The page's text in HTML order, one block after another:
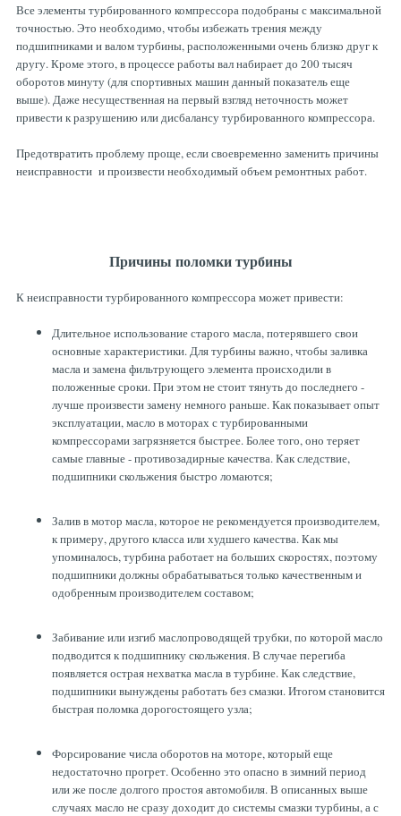
Все элементы турбированного компрессора подобраны с максимальной
точностью. Это необходимо, чтобы избежать трения между
подшипниками и валом турбины, расположенными очень близко друг к
другу. Кроме этого, в процессе работы вал набирает до 200 тысяч
оборотов минуту (для спортивных машин данный показатель еще
выше). Даже несущественная на первый взгляд неточность может
привести к разрушению или дисбалансу турбированного компрессора.
Предотвратить проблему проще, если своевременно заменить причины
неисправности и произвести необходимый объем ремонтных работ.
Причины поломки турбины
К неисправности турбированного компрессора может привести:
Длительное использование старого масла, потерявшего свои
основные характеристики. Для турбины важно, чтобы заливка
масла и замена фильтрующего элемента происходили в
положенные сроки. При этом не стоит тянуть до последнего -
лучше произвести замену немного раньше. Как показывает опыт
эксплуатации, масло в моторах с турбированными
компрессорами загрязняется быстрее. Более того, оно теряет
самые главные - противозадирные качества. Как следствие,
подшипники скольжения быстро ломаются;
Залив в мотор масла, которое не рекомендуется производителем,
к примеру, другого класса или худшего качества. Как мы
упоминалось, турбина работает на больших скоростях, поэтому
подшипники должны обрабатываться только качественным и
одобренным производителем составом;
Забивание или изгиб маслопроводящей трубки, по которой масло
подводится к подшипнику скольжения. В случае перегиба
появляется острая нехватка масла в турбине. Как следствие,
подшипники вынуждены работать без смазки. Итогом становится
быстрая поломка дорогостоящего узла;
Форсирование числа оборотов на моторе, который еще
недостаточно прогрет. Особенно это опасно в зимний период
или же после долгого простоя автомобиля. В описанных выше
случаях масло не сразу доходит до системы смазки турбины, а с